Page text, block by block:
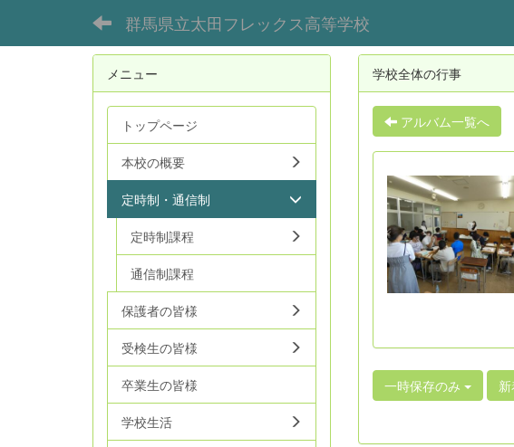
群馬県立太田フレックス高等学校
学校全体の行事
アルバム一覧へ
一時保存のみ
メニュー
トップページ
本校の概要
定時制・通信制
定時制課程
通信制課程
保護者の皆様
受検生の皆様
卒業生の皆様
学校生活